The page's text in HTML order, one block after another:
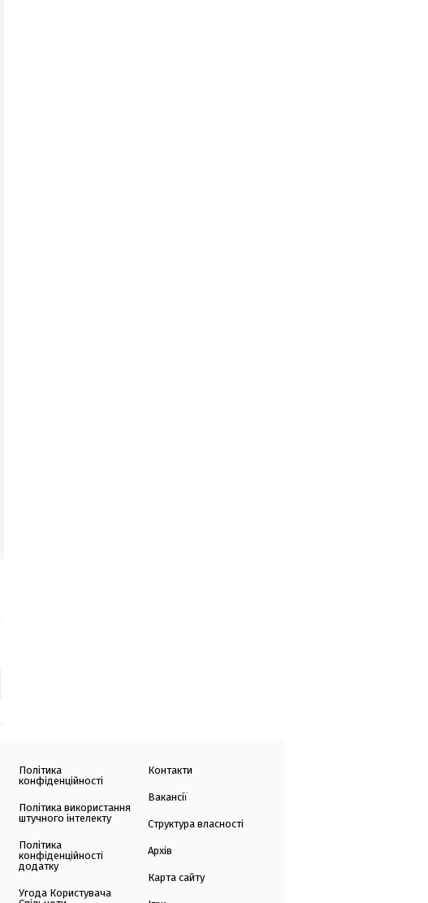
Політика
конфіденційності
Політика використання
штучного інтелекту
Політика
конфіденційності
додатку
Угода Користувача
Контакти
Вакансії
Структура власності
Архів
Карта сайту